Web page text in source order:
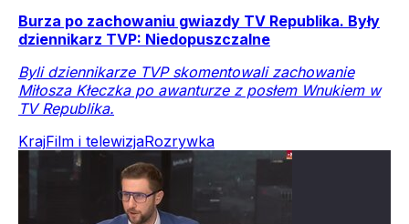
Burza po zachowaniu gwiazdy TV Republika. Były
dziennikarz TVP: Niedopuszczalne
Byli dziennikarze TVP skomentowali zachowanie
Miłosza Kłeczka po awanturze z posłem Wnukiem w
TV Republika.
KrajFilm i telewizjaRozrywka